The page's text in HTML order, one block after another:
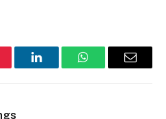
LinkedInWhatsAppEmail